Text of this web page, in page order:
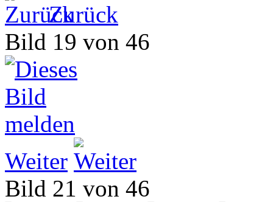
Zurück
Bild 19 von 46
Weiter
Bild 21 von 46